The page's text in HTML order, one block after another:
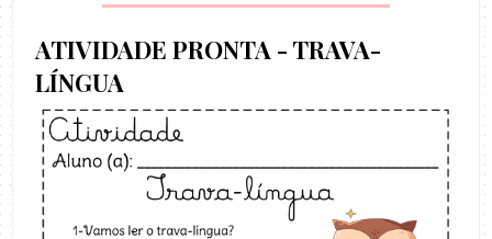
ATIVIDADE PRONTA - TRAVA-
LÍNGUA